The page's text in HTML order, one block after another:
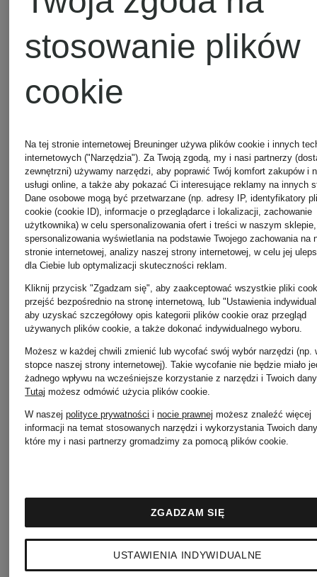
SKIMS
Majtki
SKIMS
Majtki w
wielopaku
SKIMS
Sukienki
SKIMS
10DAYS
Marc
stosowanie plików
cookie
Na tej stronie internetowej Breuninger używa plików cookie i innych
internetowych ("Narzędzia"). Za Twoją zgodą, my i nasi partnerzy
zewnętrzni) używamy narzędzi, aby poprawić Twój komfort zakupów i
usługi online, a także aby pokazać Ci interesujące reklamy na innych
Dane osobowe mogą być przetwarzane (np. adresy IP, identyfikatory
cookie (cookie ID), informacje o przeglądarce i lokalizacji, zachowanie
użytkownika) w celu spersonalizowania ofert i treści w naszym sklepie,
spersonalizowania wyświetlania na podstawie Twojego zachowania na
stronie internetowej, analizy naszej strony internetowej, w celu jej
dla Ciebie lub optymalizacji skuteczności reklam.
Kliknij przycisk "Zgadzam się", aby zaakceptować wszystkie pliki
przejść bezpośrednio na stronę internetową, lub "Ustawienia
aby uzyskać szczegółowy opis kategorii plików cookie oraz przegląd
używanych plików cookie, a także dokonać indywidualnego wyboru.
Możesz w każdej chwili zmienić lub wycofać swój wybór narzędzi (np.
stopce naszej strony internetowej). Takie wycofanie nie będzie miało
żadnego wpływu na wcześniejsze korzystanie z narzędzi i Twoich
Tutaj możesz odmówić użycia plików cookie.
W naszejpolityce prywatności inocie prawnej możesz znaleźć więcej
informacji na temat stosowanych narzędzi i wykorzystania Twoich
które my i nasi partnerzy gromadzimy za pomocą plików cookie.
USTAWIENIA INDYWIDUALNE
ZGADZAM SIĘ